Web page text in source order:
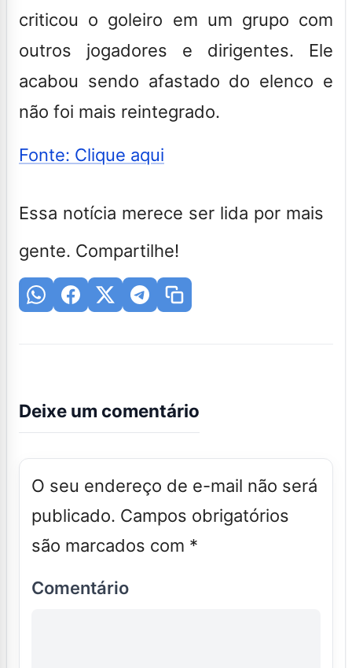
criticou o goleiro em um grupo com
outros jogadores e dirigentes. Ele
acabou sendo afastado do elenco e
não foi mais reintegrado.
Fonte: Clique aqui
Essa notícia merece ser lida por mais
gente. Compartilhe!
Deixe um comentário
O seu endereço de e-mail não será
publicado. Campos obrigatórios
são marcados com *
Comentário